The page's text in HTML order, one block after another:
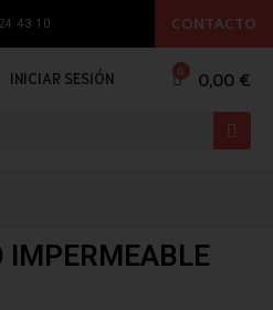
43 10 CONTACTO
INICIAR SESIÓN 0,00 €
IMPERMEABLE